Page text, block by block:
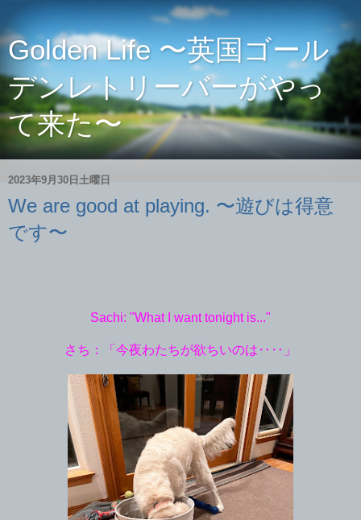
Golden Life 〜英国ゴール
デンレトリーバーがやっ
て来た〜
2023年9月30日土曜日
We are good at playing. 〜遊びは得意
です〜
Sachi: "What I want tonight is..."
さち：「今夜わたちが欲ちいのは‥‥」